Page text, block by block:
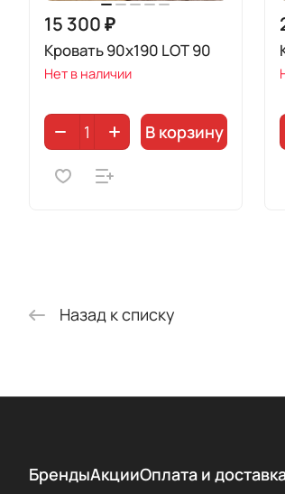
15 300 ₽
Кровать 90х190 LOT 90
Нет в наличии
В корзину
Назад к списку
БрендыАкцииОплата и